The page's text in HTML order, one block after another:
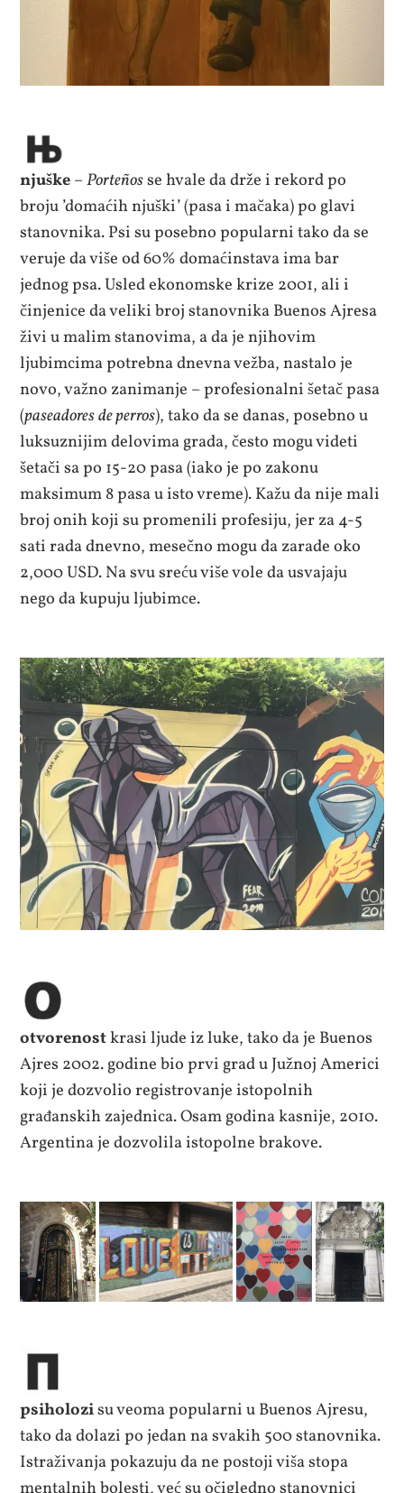
njuške–Porteñosse hvale da drže i rekord po
broju ’domaćih njuški’ (pasa i mačaka) po glavi
stanovnika. Psi su posebno popularni tako da se
veruje da više od 60% domaćinstava ima bar
jednog psa. Usled ekonomske krize 2001, ali i
činjenice da veliki broj stanovnika Buenos Ajresa
živi u malim stanovima, a da je njihovim
ljubimcima potrebna dnevna vežba, nastalo je
novo, važno zanimanje – profesionalni šetač pasa
(paseadoresde perros), tako da se danas, posebno u
luksuznijim delovima grada, često mogu videti
šetači sa po 15-20 pasa (iako je po zakonu
maksimum 8 pasa u isto vreme). Kažu da nije mali
broj onih koji su promenili profesiju, jer za 4-5
sati rada dnevno, mesečno mogu da zarade oko
2,000 USD. Na svu sreću više vole da usvajaju
nego da kupuju ljubimce.
otvorenostkrasi ljude iz luke, tako da je Buenos
Ajres 2002. godine bio prvi grad u Južnoj Americi
koji je dozvolio registrovanje istopolnih
građanskih zajednica. Osam godina kasnije, 2010.
Argentina je dozvolila istopolne brakove.
psiholozisu veoma popularni u Buenos Ajresu,
tako da dolazi po jedan na svakih 500 stanovnika.
Istraživanja pokazuju da ne postoji viša stopa